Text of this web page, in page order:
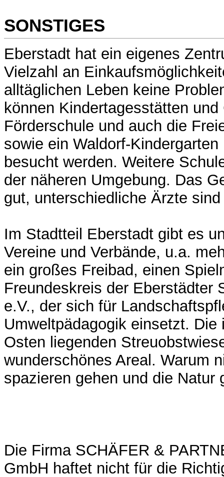
SONSTIGES
Eberstadt hat ein eigenes
Vielzahl an
alltäglichen Leben keine
können Kindertagesstätten
Förderschule und auch die
sowie ein Waldorf-
besucht werden. Weitere
der näheren Umgebung. Das
gut, unterschiedliche Ärzte
Im Stadtteil Eberstadt gibt es
Vereine und Verbände, u.a.
ein großes Freibad, einen
Freundeskreis der Eberstädter
e.V., der sich für
Umweltpädagogik einsetzt. Die
Osten liegenden
wunderschönes Areal. Warum
spazieren gehen und die Natur
Die Firma SCHÄFER &
GmbH haftet nicht für die